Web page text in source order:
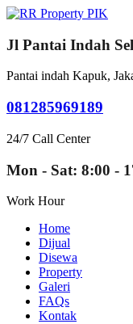
Jl Pantai Indah
Pantai indah Kapuk,
081285969189
24/7 Call Center
Mon - Sat: 8:00 -
Work Hour
Home
Dijual
Disewa
Property
Galeri
FAQs
Kontak